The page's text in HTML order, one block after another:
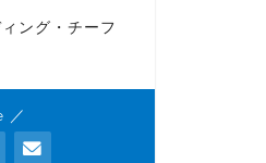
ング・チーフ
／